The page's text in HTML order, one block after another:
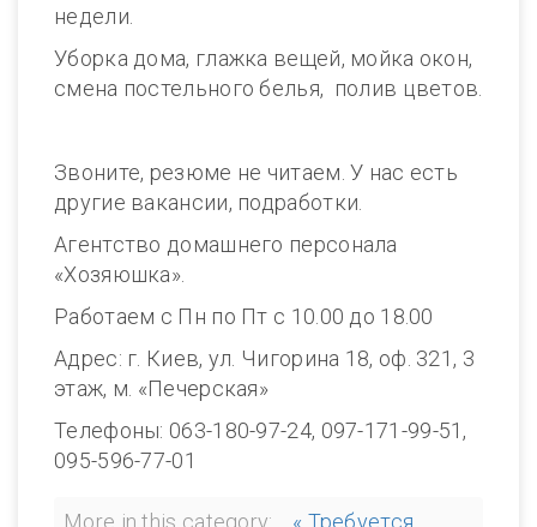
недели.
Уборка дома, глажка вещей, мойка окон,
смена постельного белья, полив цветов.
Звоните, резюме не читаем. У нас есть
другие вакансии, подработки.
Агентство домашнего персонала
«Хозяюшка».
Работаем с Пн по Пт с 10.00 до 18.00
Адрес: г. Киев, ул. Чигорина 18, оф. 321, 3
этаж, м. «Печерская»
Телефоны: 063-180-97-24, 097-171-99-51,
095-596-77-01
More in this category:
« Требуется